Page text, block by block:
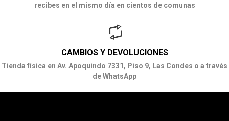
recibes en el mismo día en cientos de comunas
CAMBIOS Y DEVOLUCIONES
Tienda física en Av. Apoquindo 7331, Piso 9, Las Condes o a través
de WhatsApp